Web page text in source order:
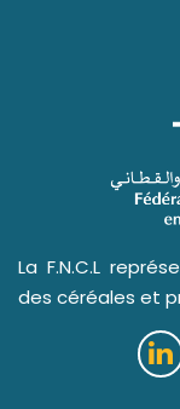
La F.N.C.L
des céréales et